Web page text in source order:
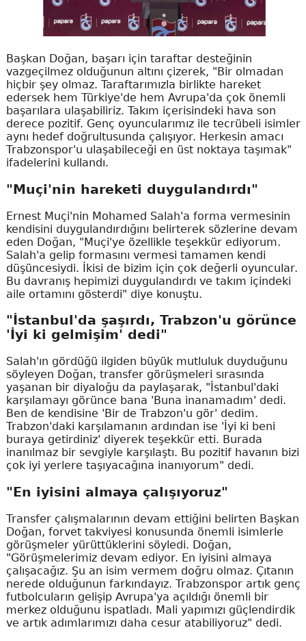
Başkan Doğan, başarı için taraftar desteğinin
vazgeçilmez olduğunun altını çizerek, "Bir olmadan
hiçbir şey olmaz. Taraftarımızla birlikte hareket
edersek hem Türkiye'de hem Avrupa'da çok önemli
başarılara ulaşabiliriz. Takım içerisindeki hava son
derece pozitif. Genç oyuncularımız ile tecrübeli isimler
aynı hedef doğrultusunda çalışıyor. Herkesin amacı
Trabzonspor'u ulaşabileceği en üst noktaya taşımak"
ifadelerini kullandı.
"Muçi'nin hareketi duygulandırdı"
Ernest Muçi'nin Mohamed Salah'a forma vermesinin
kendisini duygulandırdığını belirterek sözlerine devam
eden Doğan, "Muçi'ye özellikle teşekkür ediyorum.
Salah'a gelip formasını vermesi tamamen kendi
düşüncesiydi. İkisi de bizim için çok değerli oyuncular.
Bu davranış hepimizi duygulandırdı ve takım içindeki
aile ortamını gösterdi" diye konuştu.
"İstanbul'da şaşırdı, Trabzon'u görünce
'İyi ki gelmişim' dedi"
Salah'ın gördüğü ilgiden büyük mutluluk duyduğunu
söyleyen Doğan, transfer görüşmeleri sırasında
yaşanan bir diyaloğu da paylaşarak, "İstanbul'daki
karşılamayı görünce bana 'Buna inanamadım' dedi.
Ben de kendisine 'Bir de Trabzon'u gör' dedim.
Trabzon'daki karşılamanın ardından ise 'İyi ki beni
buraya getirdiniz' diyerek teşekkür etti. Burada
inanılmaz bir sevgiyle karşılaştı. Bu pozitif havanın bizi
çok iyi yerlere taşıyacağına inanıyorum" dedi.
"En iyisini almaya çalışıyoruz"
Transfer çalışmalarının devam ettiğini belirten Başkan
Doğan, forvet takviyesi konusunda önemli isimlerle
görüşmeler yürüttüklerini söyledi. Doğan,
"Görüşmelerimiz devam ediyor. En iyisini almaya
çalışacağız. Şu an isim vermem doğru olmaz. Çıtanın
nerede olduğunun farkındayız. Trabzonspor artık genç
futbolcuların gelişip Avrupa'ya açıldığı önemli bir
merkez olduğunu ispatladı. Mali yapımızı güçlendirdik
ve artık adımlarımızı daha cesur atabiliyoruz" dedi.